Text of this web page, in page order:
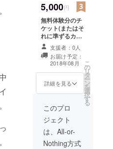
5,000円
無料体験分のチ
ケット(またはそ
れに準ずるカー
ドなど)を配送
支援者：0人
お届け予定：
2018年08月
詳細を見る
こ
の
リ
タ
ー
ン
を
選
択
す
る
このプロ
ジェクト
は、All-or-
Nothing方式